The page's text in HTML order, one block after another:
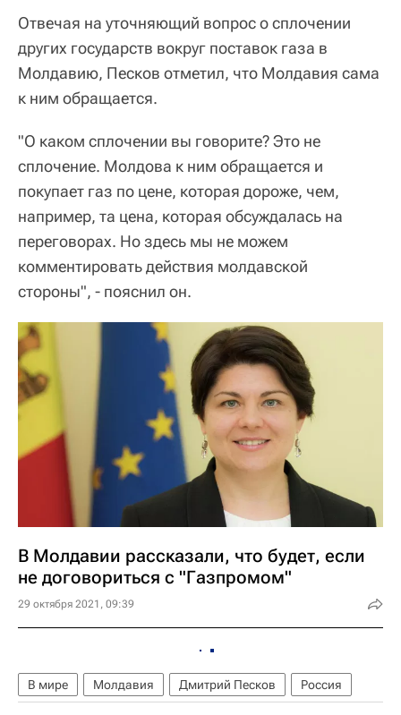
Отвечая на уточняющий вопрос о сплочении
других государств вокруг поставок газа в
Молдавию, Песков отметил, что Молдавия сама
к ним обращается.
"О каком сплочении вы говорите? Это не
сплочение. Молдова к ним обращается и
покупает газ по цене, которая дороже, чем,
например, та цена, которая обсуждалась на
переговорах. Но здесь мы не можем
комментировать действия молдавской
стороны", - пояснил он.
В Молдавии рассказали, что будет, если
не договориться с "Газпромом"
29 октября 2021, 09:39
В мире Молдавия Дмитрий Песков Россия